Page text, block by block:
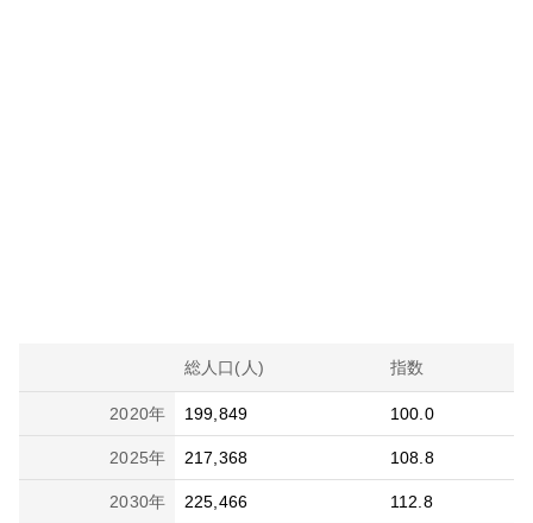
総人口(人) 指数
2020年 199,849 100.0
2025年 217,368 108.8
2030年 225,466 112.8